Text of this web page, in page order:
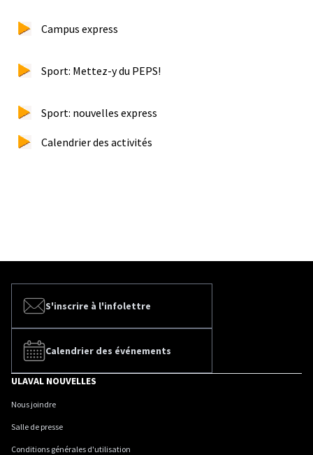
Campus express
Sport: Mettez-y du PEPS!
Sport: nouvelles express
Calendrier des activités
S'inscrire à l'infolettre
Calendrier des événements
ULAVAL NOUVELLES
Nous joindre
Salle de presse
Conditions générales d'utilisation